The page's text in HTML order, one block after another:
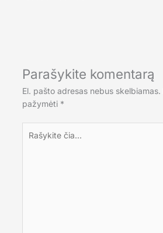
Parašykite komentarą
El. pašto adresas nebus skelbiamas.
pažymėti *
čia...